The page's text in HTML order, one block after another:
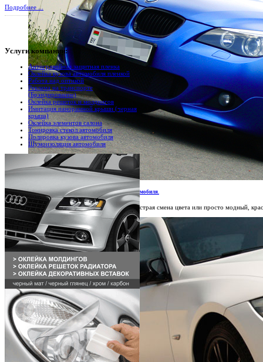
Глянцевые и матовые пленки для кузова автомобиля.
Автомобильные виниловые пленки - быстрая смена цвета или просто модный,
Подробнее ...
Услугикомпании:
Антигравийная защитная пленка
Оклейка кузова автомобиля пленкой
Работа над оптикой
Реклама на транспорте
(Брэндирование)
Оклейка решеток и молдингов
Имитация панорамной крыши (черная
крыша)
Оклейка элементов салона
Тонировка стекол автомобиля
Полировка кузова автомобиля
Шумоизоляция автомобиля